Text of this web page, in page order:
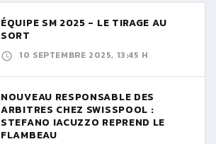
ÉQUIPE SM 2025 - LE TIRAGE AU
SORT
10 SEPTEMBRE 2025, 13:45 H
NOUVEAU RESPONSABLE DES
ARBITRES CHEZ SWISSPOOL :
STEFANO IACUZZO REPREND LE
FLAMBEAU